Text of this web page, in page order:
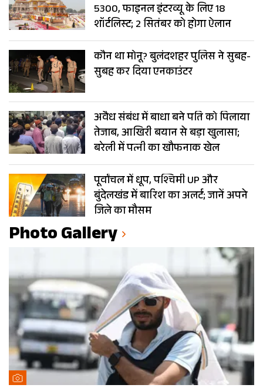
5300, फाइनल इंटरव्यू के लिए 18
शॉर्टलिस्ट; 2 सितंबर को होगा ऐलान
कौन था मोनू? बुलंदशहर पुलिस ने सुबह-
सुबह कर दिया एनकाउंटर
अवैध संबंध में बाधा बने पति को पिलाया
तेजाब, आखिरी बयान से बड़ा खुलासा;
बरेली में पत्नी का खौफनाक खेल
पूर्वांचल में धूप, पश्चिमी UP और
बुंदेलखंड में बारिश का अलर्ट; जानें अपने
जिले का मौसम
Photo Gallery